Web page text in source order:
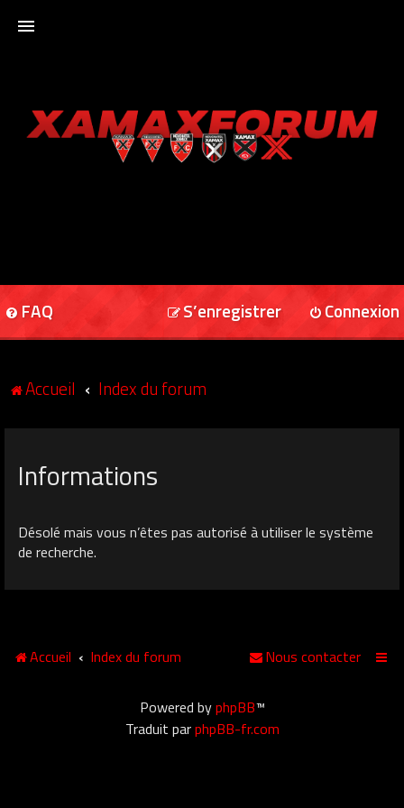
XAMAXFORUM
FAQ Connexion
S’enregistrer
Accueil Index du forum
Informations
Désolé mais vous n’êtes pas autorisé à utiliser le système
de recherche.
Accueil Index du forum Nous contacter
Powered byphpBB™
Traduit parphpBB-fr.com